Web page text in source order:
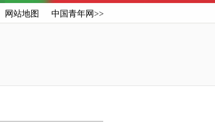
网站地图 中国青年网>>